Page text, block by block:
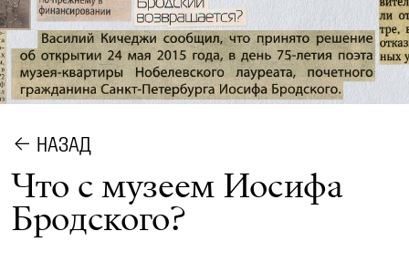
НАЗАД
Что с музеем Иосифа
Бродского?